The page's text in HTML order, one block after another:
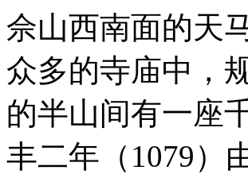
佘山西南面的天
众多的寺庙中，
的半山间有一座
丰二年（1079）